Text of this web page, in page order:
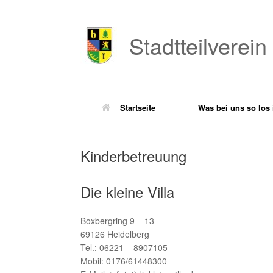
Startseite Was bei uns so los
Kinderbetreuung
Die kleine Villa
Boxbergring 9 – 13
69126 Heidelberg
Tel.: 06221 – 8907105
Mobil: 0176/61448300